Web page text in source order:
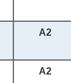
A2
A2